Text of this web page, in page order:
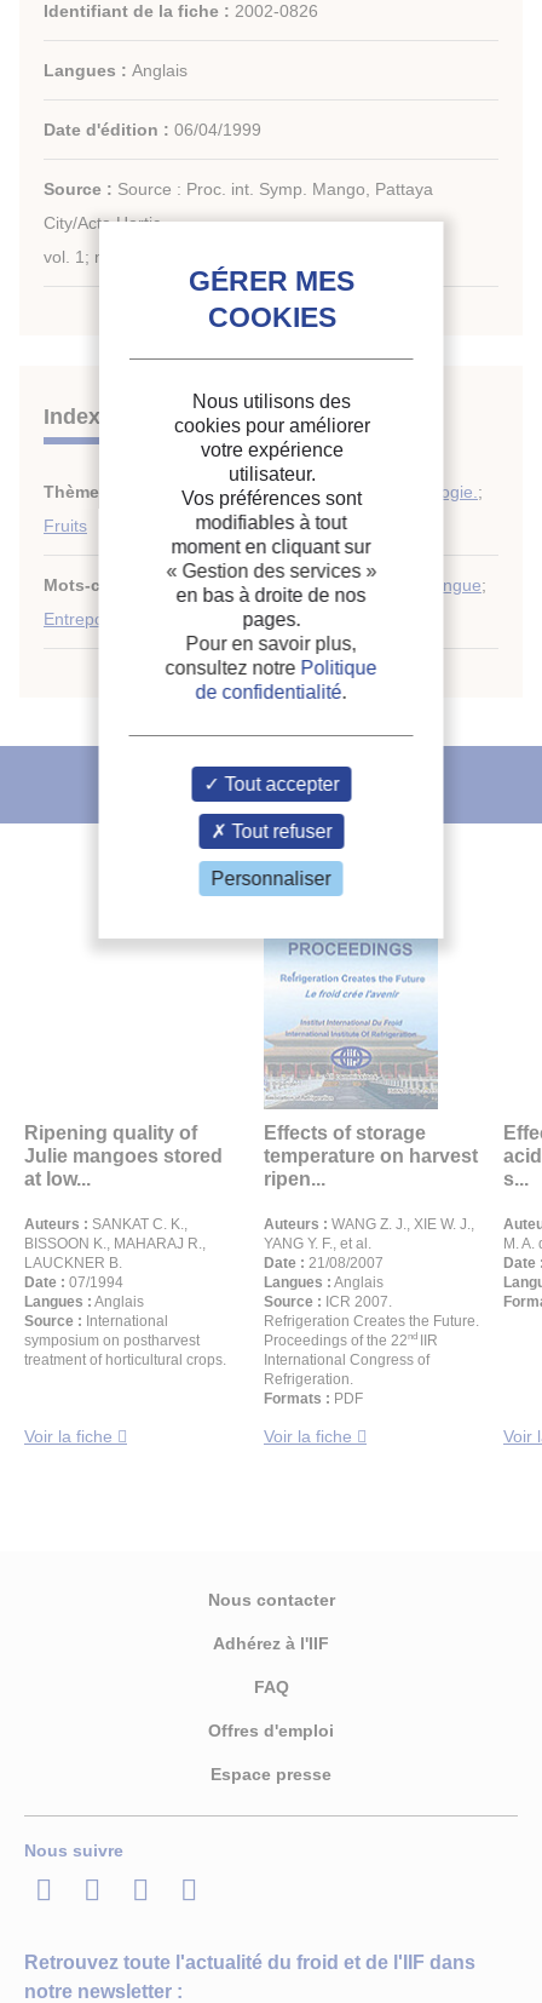
Identifiant de la fiche : 2002-0826
Langues : Anglais
Date d'édition : 06/04/1999
Source : Source : Proc. int. Symp. Mango, Pattaya
City/Acta Hortic.
vol. 1; n. 509; 395-400; 2 ref.
Indexation
Thèmes : Qualité et sécurité alimentaires. Microbiologie. ;
Fruits
Mots-clés : ; Qualité; Maturation (fruits) Mangue;
Entreposage frigorifique
Fruit tropical
L'IIF vous recommande
Ripening quality of
Julie mangoes stored
at low...
Auteurs : SANKAT C. K.,
BISSOON K., MAHARAJ R.,
LAUCKNER B.
Date : 07/1994
Langues : Anglais
Source : International
symposium on postharvest
treatment of horticultural crops.
Voir la fiche
Effects of storage
temperature on harvest
ripen...
Auteurs : WANG Z. J., XIE W. J.,
YANG Y. F., et al.
Date : 21/08/2007
Langues : Anglais
Source : ICR 2007.
Refrigeration Creates the Future.
Proceedings of the 22nd
IIR
International Congress of
Refrigeration.
Formats : PDF
Voir la fiche
s...
M. A.
Date
Voir
Nous contacter
Adhérez à l'IIF
FAQ
Offres d'emploi
Espace presse
Nous suivre
LinkedInTwitterFacebook
Youtube
Retrouvez toute l'actualité du froid et de l'IIF dans
notre newsletter :
Nous utilisons des
cookies pour améliorer
votre expérience
utilisateur.
Vos préférences sont
modifiables à tout
moment en cliquant sur
« Gestion des services »
en bas à droite de nos
pages.
Pour en savoir plus,
consultez notre Politique
de confidentialité.
Tout accepter
Tout refuser
Personnaliser